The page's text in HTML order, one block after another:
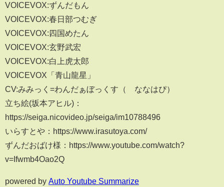
VOICEVOX:ずんだもん
VOICEVOX:春日部つむぎ
VOICEVOX:四国めたん
VOICEVOX:玄野武宏
VOICEVOX:白上虎太郎
VOICEVOX「青山龍星」
CV:みみっく=わんだぁぼっくす（©ななはぴ）
立ち絵(坂本アヒル)：
https://seiga.nicovideo.jp/seiga/im10788496
いらすとや：https://www.irasutoya.com/
ずんだおばけ様：https://www.youtube.com/watch?
v=Ifwmb4Oao2Q
powered by Auto Youtube Summarize